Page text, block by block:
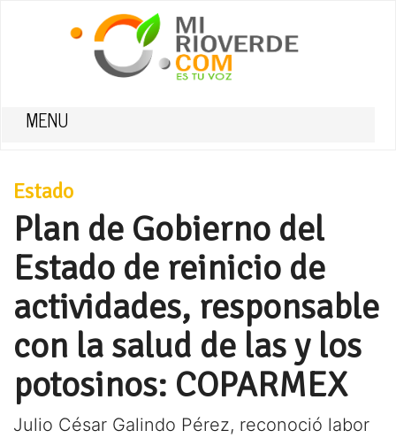
MENU
Estado
Plan de Gobierno del
Estado de reinicio de
actividades, responsable
con la salud de las y los
potosinos: COPARMEX
Julio César Galindo Pérez, reconoció labor